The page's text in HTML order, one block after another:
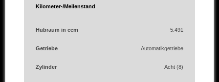
Kilometer-/Meilenstand
Hubraum in ccm 5.491
Getriebe Automatikgetriebe
Zylinder Acht (8)